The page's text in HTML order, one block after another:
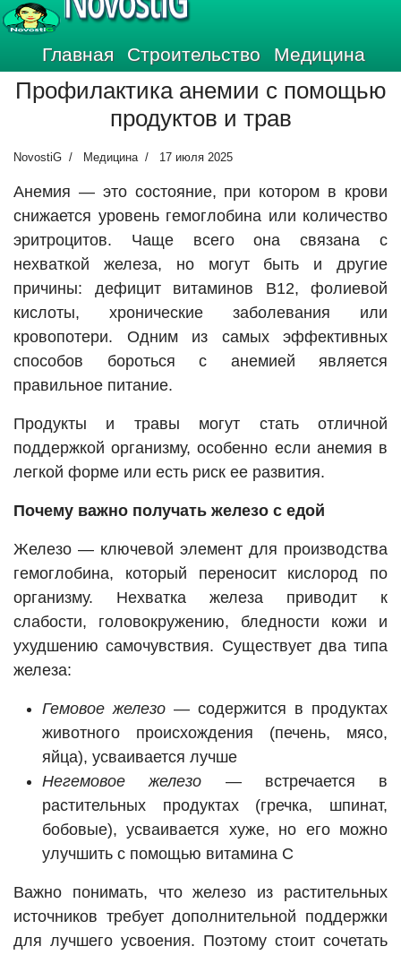
Главная Строительство Медицина
Профилактика анемии с помощью
продуктов и трав
NovostiG Медицина 17 июля 2025
Анемия — это состояние, при котором в крови
снижается уровень гемоглобина или количество
эритроцитов. Чаще всего она связана с
нехваткой железа, но могут быть и другие
причины: дефицит витаминов В12, фолиевой
кислоты, хронические заболевания или
кровопотери. Одним из самых эффективных
способов бороться с анемией является
правильное питание.
Продукты и травы могут стать отличной
поддержкой организму, особенно если анемия в
легкой форме или есть риск ее развития.
Почему важно получать железо с едой
Железо — ключевой элемент для производства
гемоглобина, который переносит кислород по
организму. Нехватка железа приводит к
слабости, головокружению, бледности кожи и
ухудшению самочувствия. Существует два типа
железа:
Гемовое железо — содержится в продуктах
животного происхождения (печень, мясо,
яйца), усваивается лучше
Негемовое железо — встречается в
растительных продуктах (гречка, шпинат,
бобовые), усваивается хуже, но его можно
улучшить с помощью витамина С
Важно понимать, что железо из растительных
источников требует дополнительной поддержки
для лучшего усвоения. Поэтому стоит сочетать